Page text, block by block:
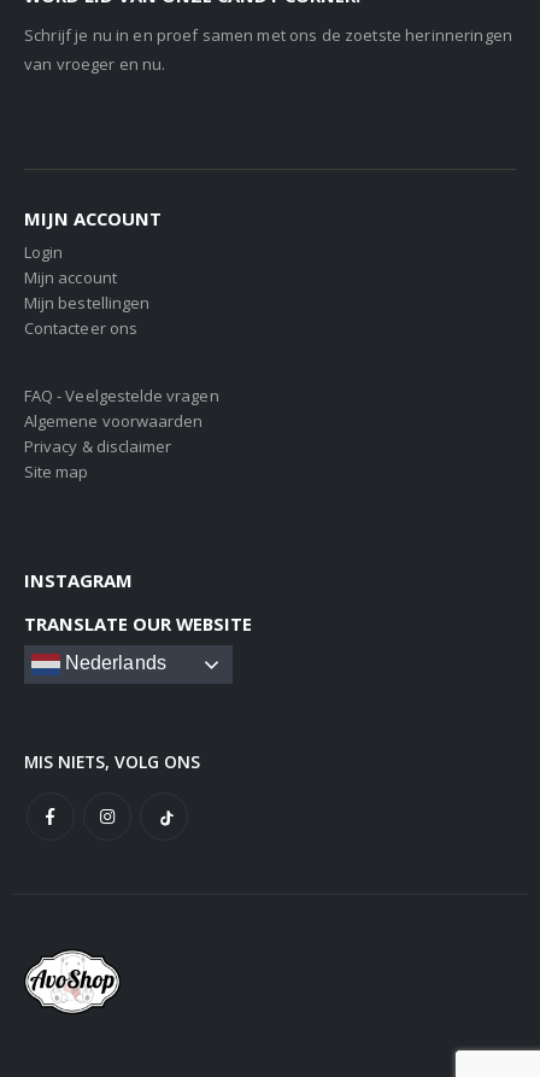
Schrijf je nu in en proef samen met ons de zoetste herinneringen
van vroeger en nu.
MIJN ACCOUNT
Login
Mijn account
Mijn bestellingen
Contacteer ons
FAQ - Veelgestelde vragen
Algemene voorwaarden
Privacy & disclaimer
Site map
INSTAGRAM
TRANSLATE OUR WEBSITE
Nederlands
MIS NIETS, VOLG ONS